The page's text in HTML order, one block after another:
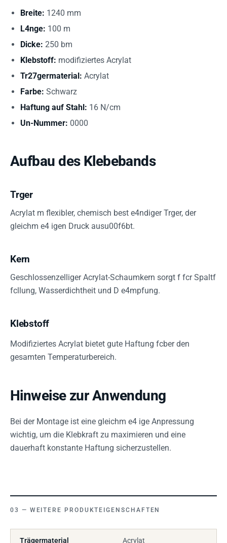
Breite: 1240 mm
L4nge: 100 m
Dicke: 250 bm
Klebstoff: modifiziertes Acrylat
Tr27germaterial: Acrylat
Farbe: Schwarz
Haftung auf Stahl: 16 N/cm
Un-Nummer: 0000
Aufbau des Klebebands
Trger
Acrylat m flexibler, chemisch best e4ndiger Trger, der
gleichm e4 igen Druck ausu00f6bt.
Kern
Geschlossenzelliger Acrylat-Schaumkern sorgt f fcr Spaltf
fcllung, Wasserdichtheit und D e4mpfung.
Klebstoff
Modifiziertes Acrylat bietet gute Haftung fcber den
gesamten Temperaturbereich.
Hinweise zur Anwendung
Bei der Montage ist eine gleichm e4 ige Anpressung
wichtig, um die Klebkraft zu maximieren und eine
dauerhaft konstante Haftung sicherzustellen.
WEITERE PRODUKTEIGENSCHAFTEN
Trägermaterial Acrylat